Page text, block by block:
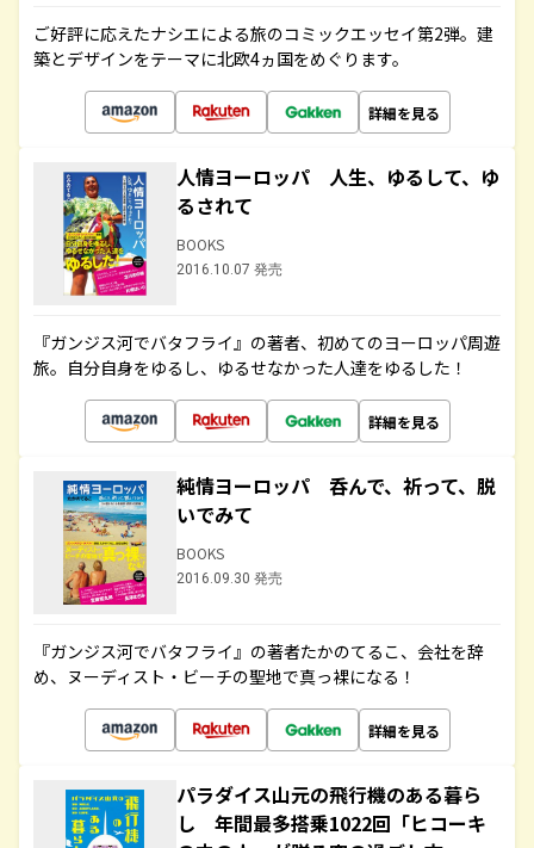
ご好評に応えたナシエによる旅のコミックエッセイ第2弾。建
築とデザインをテーマに北欧4ヵ国をめぐります。
詳細を見る
人情ヨーロッパ 人生、ゆるして、ゆ
るされて
BOOKS
2016.10.07 発売
『ガンジス河でバタフライ』の著者、初めてのヨーロッパ周遊
旅。自分自身をゆるし、ゆるせなかった人達をゆるした！
詳細を見る
純情ヨーロッパ 呑んで、祈って、脱
いでみて
BOOKS
2016.09.30 発売
『ガンジス河でバタフライ』の著者たかのてるこ、会社を辞
め、ヌーディスト・ビーチの聖地で真っ裸になる！
詳細を見る
パラダイス山元の飛行機のある暮ら
し 年間最多搭乗1022回「ヒコーキ